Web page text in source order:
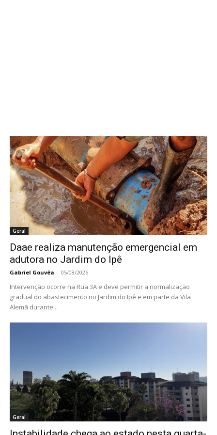
Geral
Daae realiza manutenção emergencial em
adutora no Jardim do Ipê
Gabriel Gouvêa - 05/08/2026
Intervenção ocorre na Rua 3A e deve permitir a normalização
gradual do abastecimento no Jardim do Ipê e em parte da Vila
Alemã durante...
Geral